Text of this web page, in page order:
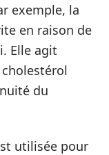
exemple, la
en raison de
Elle agit
du
utilisée pour